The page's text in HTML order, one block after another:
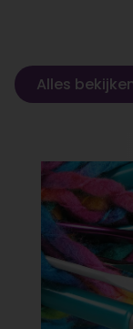
Alles